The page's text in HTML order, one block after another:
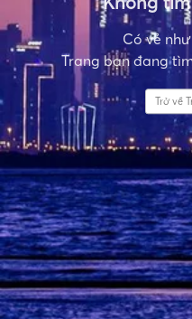
Có vẻ
Trang bạn đang
Trở về